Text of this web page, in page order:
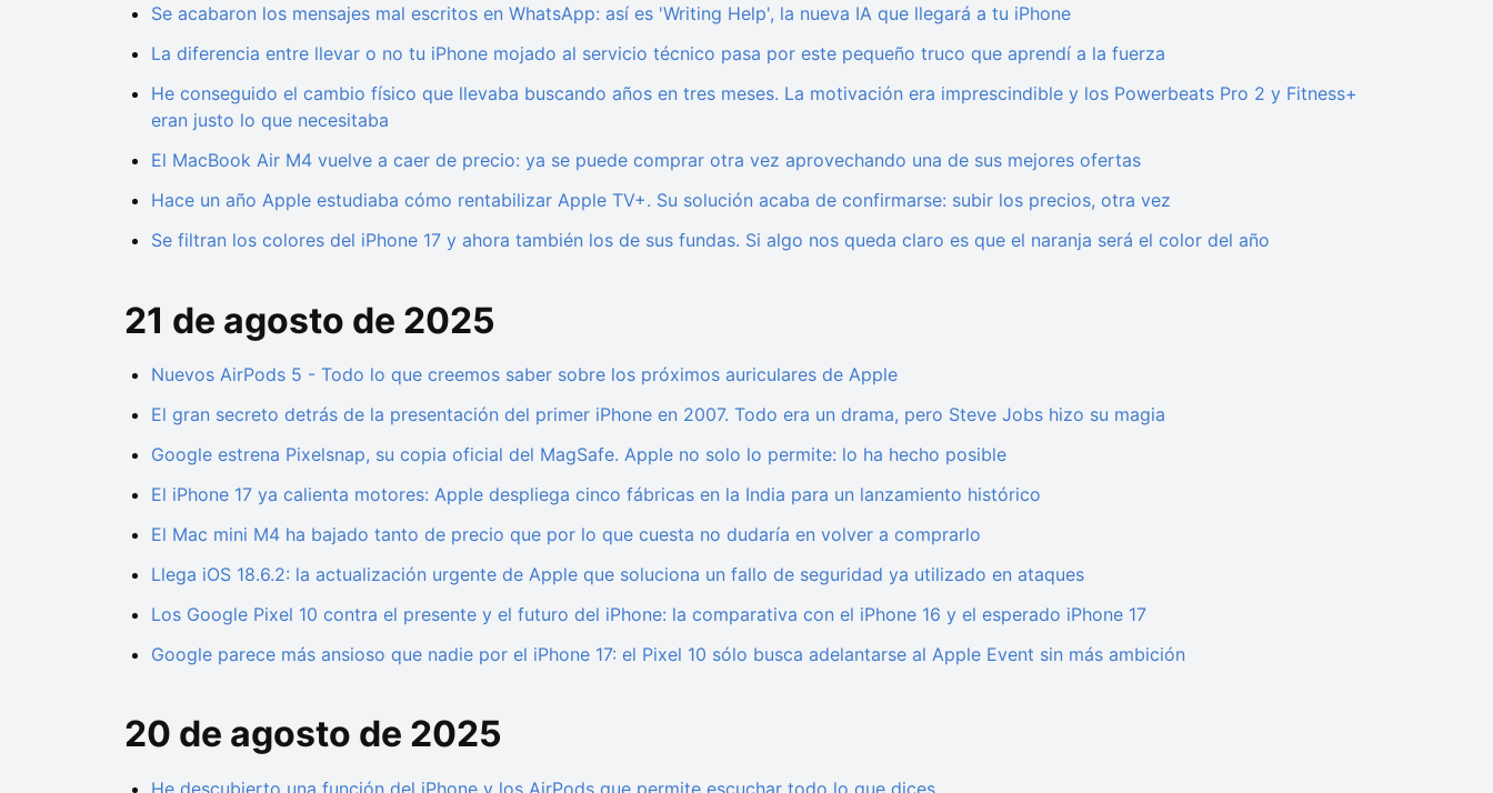
Se acabaron los mensajes mal escritos en WhatsApp: así es 'Writing Help', la nueva IA que llegará a tu iPhone
La diferencia entre llevar o no tu iPhone mojado al servicio técnico pasa por este pequeño truco que aprendí a la fuerza
He conseguido el cambio físico que llevaba buscando años en tres meses. La motivación era imprescindible y los Powerbeats Pro 2 y Fitness+
eran justo lo que necesitaba
El MacBook Air M4 vuelve a caer de precio: ya se puede comprar otra vez aprovechando una de sus mejores ofertas
Hace un año Apple estudiaba cómo rentabilizar Apple TV+. Su solución acaba de confirmarse: subir los precios, otra vez
Se filtran los colores del iPhone 17 y ahora también los de sus fundas. Si algo nos queda claro es que el naranja será el color del año
21 de agosto de 2025
Nuevos AirPods 5 - Todo lo que creemos saber sobre los próximos auriculares de Apple
El gran secreto detrás de la presentación del primer iPhone en 2007. Todo era un drama, pero Steve Jobs hizo su magia
Google estrena Pixelsnap, su copia oficial del MagSafe. Apple no solo lo permite: lo ha hecho posible
El iPhone 17 ya calienta motores: Apple despliega cinco fábricas en la India para un lanzamiento histórico
El Mac mini M4 ha bajado tanto de precio que por lo que cuesta no dudaría en volver a comprarlo
Llega iOS 18.6.2: la actualización urgente de Apple que soluciona un fallo de seguridad ya utilizado en ataques
Los Google Pixel 10 contra el presente y el futuro del iPhone: la comparativa con el iPhone 16 y el esperado iPhone 17
Google parece más ansioso que nadie por el iPhone 17: el Pixel 10 sólo busca adelantarse al Apple Event sin más ambición
20 de agosto de 2025
He descubierto una función del iPhone y los AirPods que permite escuchar todo lo que dices